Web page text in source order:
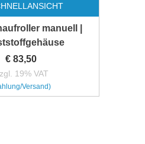
manuell |
€ 83,50
19% VAT
Versand)